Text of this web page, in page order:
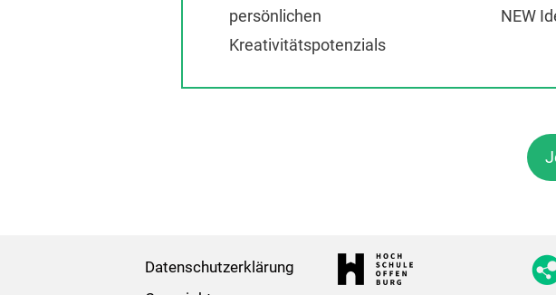
persönlichen
Kreativitätspotenzials
NEW
Datenschutzerklärung